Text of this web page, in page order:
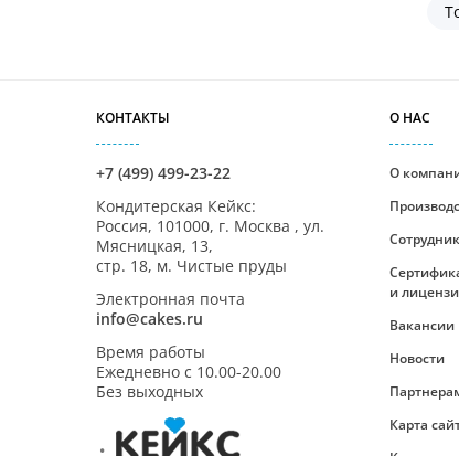
КОНТАКТЫ
+7 (499) 499-23-22
Кондитерская Кейкс:
Россия, 101000, г. Москва , ул.
Мясницкая, 13,
стр. 18, м. Чистые пруды
Электронная почта
info@cakes.ru
Время работы
Ежедневно с 10.00-20.00
Без выходных
О НАС
О
и
Вакансии
Новости
Карта